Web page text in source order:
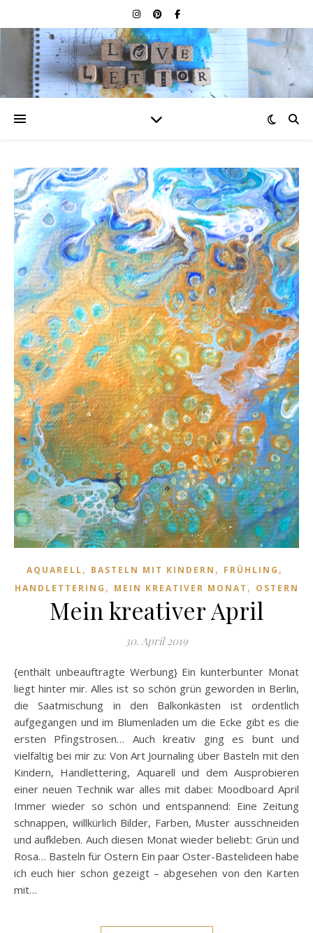
AQUARELL, BASTELN MIT KINDERN , FRÜHLING ,
HANDLETTERING , MEIN KREATIVER MONAT , OSTERN
Mein kreativer April
30. April 2019
{enthält unbeauftragte Werbung} Ein kunterbunter Monat
liegt hinter mir. Alles ist so schön grün geworden in Berlin,
die Saatmischung in den Balkonkästen ist ordentlich
aufgegangen und im Blumenladen um die Ecke gibt es die
ersten Pfingstrosen… Auch kreativ ging es bunt und
vielfältig bei mir zu: Von Art Journaling über Basteln mit den
Kindern, Handlettering, Aquarell und dem Ausprobieren
einer neuen Technik war alles mit dabei: Moodboard April
Immer wieder so schön und entspannend: Eine Zeitung
schnappen, willkürlich Bilder, Farben, Muster ausschneiden
und aufkleben. Auch diesen Monat wieder beliebt: Grün und
Rosa… Basteln für Ostern Ein paar Oster-Bastelideen habe
ich euch hier schon gezeigt – abgesehen von den Karten
mit…